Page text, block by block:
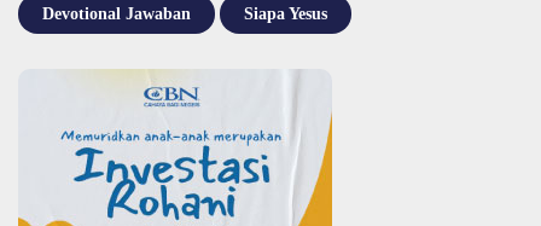
Devotional Jawaban Siapa Yesus